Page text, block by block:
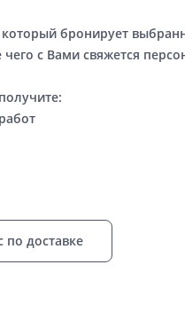
который бронирует
чего с Вами свяжется
по доставке